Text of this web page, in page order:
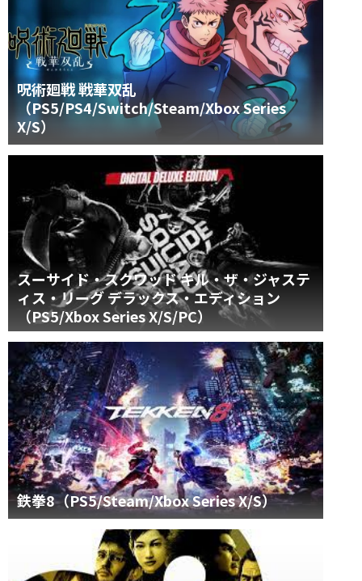
呪術廻戦 戦華双乱
（PS5/PS4/Switch/Steam/Xbox Series
X/S）
スーサイド・スクワッド キル・ザ・ジャステ
ィス・リーグ デラックス・エディション
（PS5/Xbox Series X/S/PC）
鉄拳8（PS5/Steam/Xbox Series X/S）